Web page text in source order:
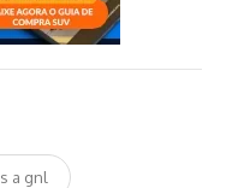
a gnl